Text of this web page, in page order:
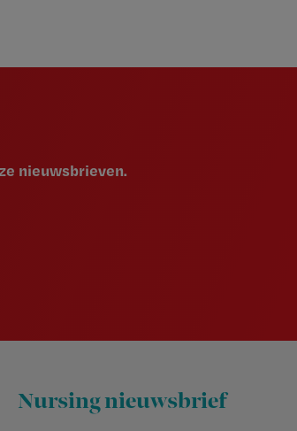
nieuwsbrieven.
Nursing nieuwsbrief